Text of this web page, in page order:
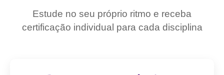
Estude no seu próprio ritmo e receba
certificação individual para cada disciplina